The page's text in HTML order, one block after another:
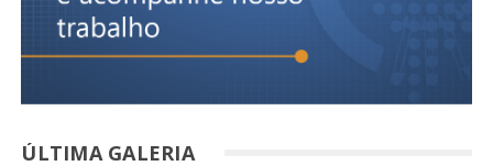
ÚLTIMA GALERIA